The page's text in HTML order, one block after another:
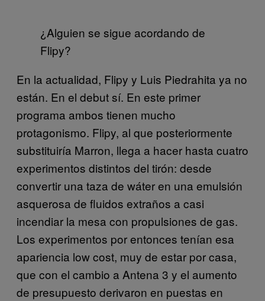
¿Alguien se sigue acordando de
Flipy?
En la actualidad, Flipy y Luis Piedrahita ya no
están. En el debut sí. En este primer
programa ambos tienen mucho
protagonismo. Flipy, al que posteriormente
substituiría Marron, llega a hacer hasta cuatro
experimentos distintos del tirón: desde
convertir una taza de wáter en una emulsión
asquerosa de fluidos extraños a casi
incendiar la mesa con propulsiones de gas.
Los experimentos por entonces tenían esa
apariencia low cost, muy de estar por casa,
que con el cambio a Antena 3 y el aumento
de presupuesto derivaron en puestas en